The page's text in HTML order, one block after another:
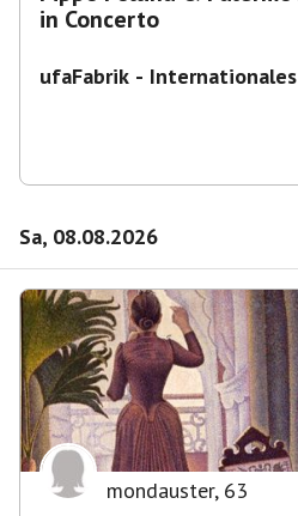
in Concerto
ufaFabrik -
Sa, 08.08.2026
mondauster, 63